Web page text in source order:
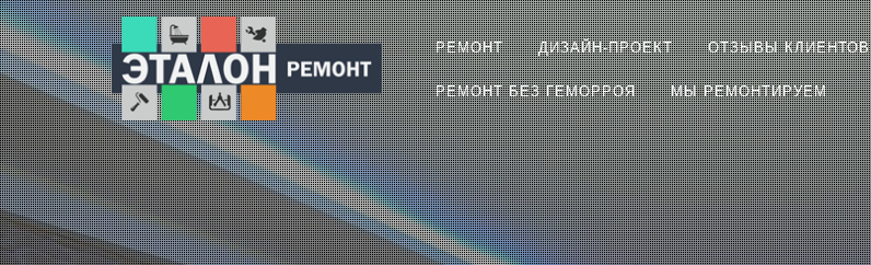
РЕМОНТ ДИЗАЙН-ПРОЕКТ ОТЗЫВЫ КЛИЕНТОВ
РЕМОНТ БЕЗ ГЕМОРРОЯ МЫ РЕМОНТИРУЕМ